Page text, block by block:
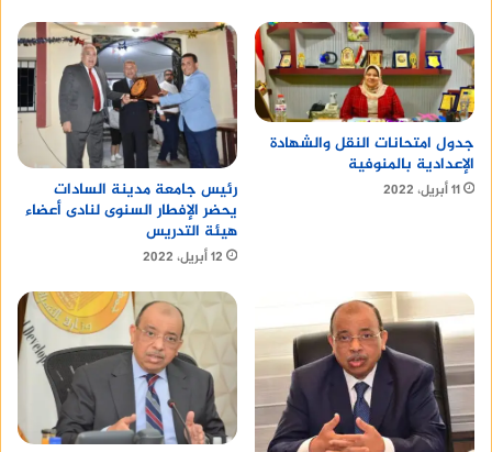
جدول امتحانات النقل والشهادة
الإعدادية بالمنوفية
11 أبريل، 2022
رئيس جامعة مدينة السادات
يحضر الإفطار السنوى لنادى أعضاء
هيئة التدريس
12 أبريل، 2022